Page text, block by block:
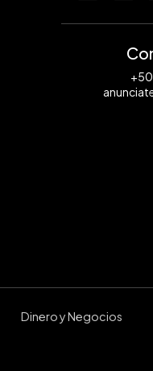
Dinero y Negocios